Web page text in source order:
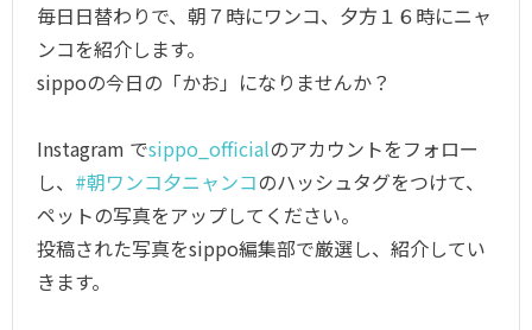
毎日日替わりで、朝７時にワンコ、夕方１６時にニャ
ンコを紹介します。
sippoの今日の「かお」になりませんか？
Instagram でsippo_officialのアカウントをフォロー
し、 #朝ワンコ夕ニャンコのハッシュタグをつけて、
ペットの写真をアップしてください。
投稿された写真をsippo編集部で厳選し、紹介してい
きます。